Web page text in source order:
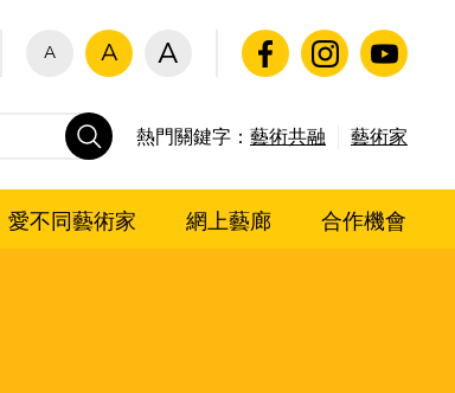
A A A
熱門關鍵字： 藝術共融 藝術家
愛不同藝術家 網上藝廊 合作機會